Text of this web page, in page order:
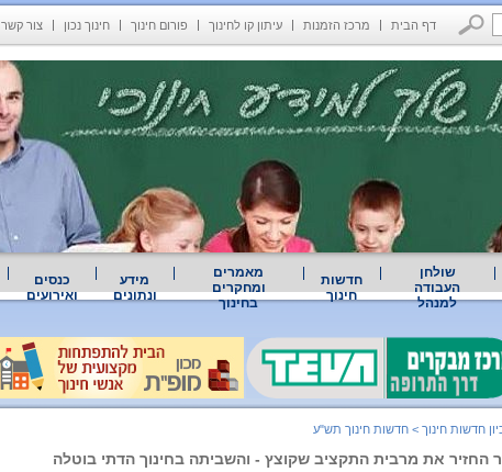
דף הבית מרכז הזמנות עיתון קו לחינוך פורום חינוך חינוך נכון צור קשר
שולחן
העבודה
למנהל
חדשות
חינוך
מאמרים
ומחקרים
בחינוך
מידע
ונתונים
כנסים
ואירועים
חדשות חינוך > חדשות חינוך תש"ע
החזיר את מרבית התקציב שקוצץ - והשביתה בחינוך הדתי בוטלה